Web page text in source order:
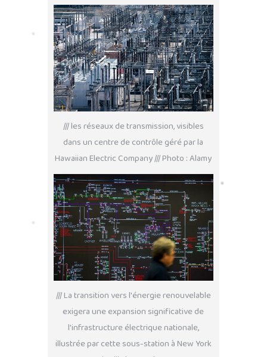
/// les réseaux de transmission, visibles
dans un centre de contrôle géré par la
Hawaiian Electric Company /// Photo : Alamy
/// La transition vers l'énergie renouvelable
exigera une expansion significative de
l'infrastructure électrique nationale,
illustrée par cette sous-station à New York